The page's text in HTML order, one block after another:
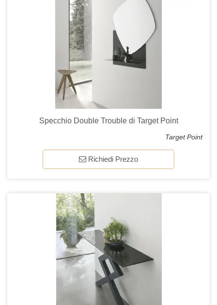
Specchio Double Trouble di Target Point
Target Point
Richiedi Prezzo